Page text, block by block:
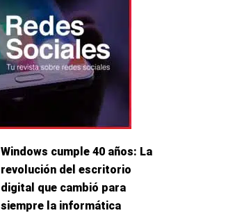
Windows cumple 40 años: La
revolución del escritorio
digital que cambió para
siempre la informática